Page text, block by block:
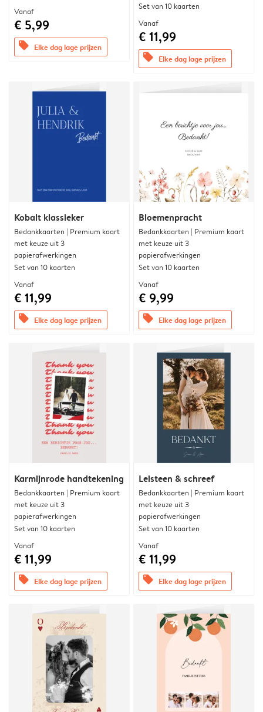
Vanaf
€ 5,99
offers Elke dag lage prijzen
Set van 10 kaarten
Vanaf
€ 11,99
offers Elke dag lage prijzen
Kobalt klassieker
Bedankkaarten | Premium kaart
met keuze uit 3
papierafwerkingen
Set van 10 kaarten
Vanaf
€ 11,99
offers Elke dag lage prijzen
Bloemenpracht
Bedankkaarten | Premium kaart
met keuze uit 3
papierafwerkingen
Set van 10 kaarten
Vanaf
€ 9,99
offers Elke dag lage prijzen
Karmijnrode handtekening
Bedankkaarten | Premium kaart
met keuze uit 3
papierafwerkingen
Set van 10 kaarten
Vanaf
€ 11,99
offers Elke dag lage prijzen
Leisteen & schreef
Bedankkaarten | Premium kaart
met keuze uit 3
papierafwerkingen
Set van 10 kaarten
Vanaf
€ 11,99
offers Elke dag lage prijzen